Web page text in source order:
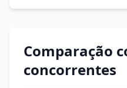
Comparação
concorrentes